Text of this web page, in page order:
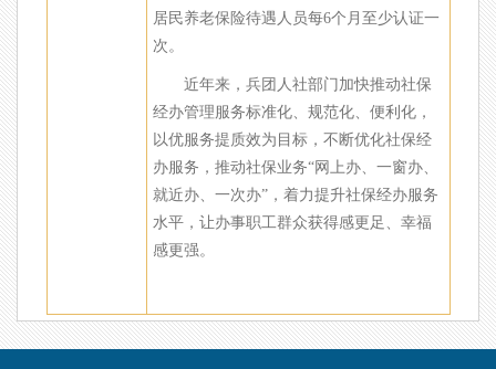
居民养老保险待遇人员每6个月至少认证一
次。
近年来，兵团人社部门加快推动社保
经办管理服务标准化、规范化、便利化，
以优服务提质效为目标，不断优化社保经
办服务，推动社保业务“网上办、一窗办、
就近办、一次办”，着力提升社保经办服务
水平，让办事职工群众获得感更足、幸福
感更强。